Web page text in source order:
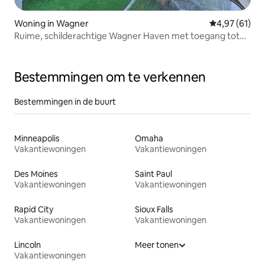
Woning in Wagner Gemiddelde
4,97 (61)
Ruime, schilderachtige Wagner Haven met toegang tot
Bestemmingen om te verkennen
Bestemmingen in de buurt
Minneapolis
Vakantiewoningen
Omaha
Vakantiewoningen
Des Moines
Vakantiewoningen
Saint Paul
Vakantiewoningen
Rapid City
Vakantiewoningen
Sioux Falls
Vakantiewoningen
Lincoln
Vakantiewoningen
Meer tonen